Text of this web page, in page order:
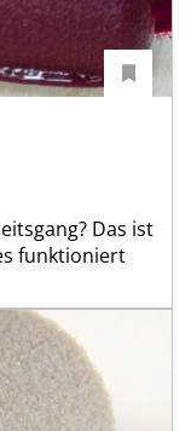
Das ist
funktioniert